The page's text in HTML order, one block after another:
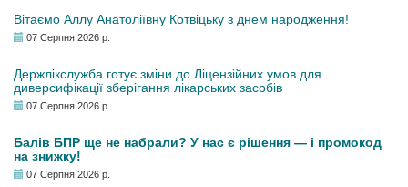
Вітаємо Аллу Анатоліївну Котвіцьку з днем народження!
07 Серпня 2026 р.
Держлікслужба готує зміни до Ліцензійних умов для
диверсифікації зберігання лікарських засобів
07 Серпня 2026 р.
Балів БПР ще не набрали? У нас є рішення — і промокод
на знижку!
07 Серпня 2026 р.